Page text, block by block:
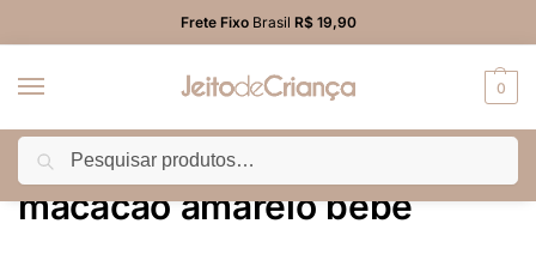
Frete FixoBrasil R$ 19,90
0
Início Produtos marcados com a tag “macacão amarelo bebê”
macacão amarelo bebê